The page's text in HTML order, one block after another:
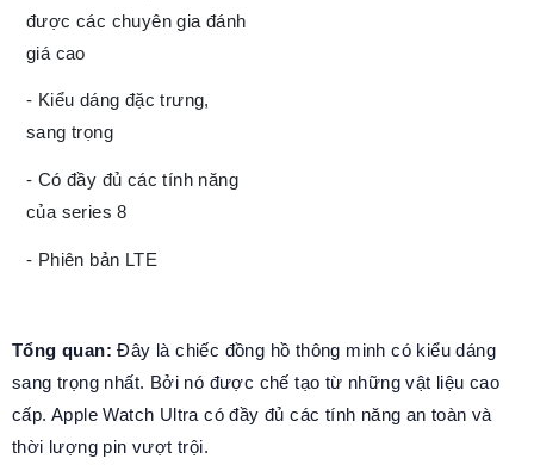
được các chuyên gia đánh
giá cao
- Kiểu dáng đặc trưng,
sang trọng
- Có đầy đủ các tính năng
của series 8
- Phiên bản LTE
Tổng quan:Đây là chiếc đồng hồ thông minh có kiểu dáng
sang trọng nhất. Bởi nó được chế tạo từ những vật liệu cao
cấp. Apple Watch Ultra có đầy đủ các tính năng an toàn và
thời lượng pin vượt trội.